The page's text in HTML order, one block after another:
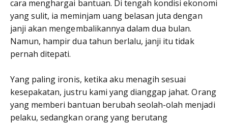
cara menghargai bantuan. Di tengah kondisi ekonomi
yang sulit, ia meminjam uang belasan juta dengan
janji akan mengembalikannya dalam dua bulan.
Namun, hampir dua tahun berlalu, janji itu tidak
pernah ditepati.
Yang paling ironis, ketika aku menagih sesuai
kesepakatan, justru kami yang dianggap jahat. Orang
yang memberi bantuan berubah seolah-olah menjadi
pelaku, sedangkan orang yang berutang